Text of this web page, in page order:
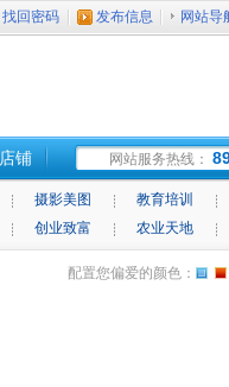
找回密码 发布信息 网站导
铺 网站服务热线：
摄影美图 教育培训
创业致富 农业天地
配置您偏爱的颜色：